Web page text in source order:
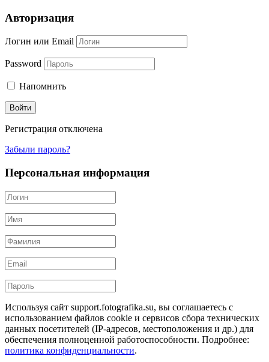
Авторизация
Логин или Email
Password
Напомнить
Регистрация отключена
Забыли пароль?
Персональная информация
Используя сайт support.fotografika.su, вы соглашаетесь с
использованием файлов cookie и сервисов сбора технических
данных посетителей (IP-адресов, местоположения и др.) для
обеспечения полноценной работоспособности. Подробнее:
политика конфиденциальности.